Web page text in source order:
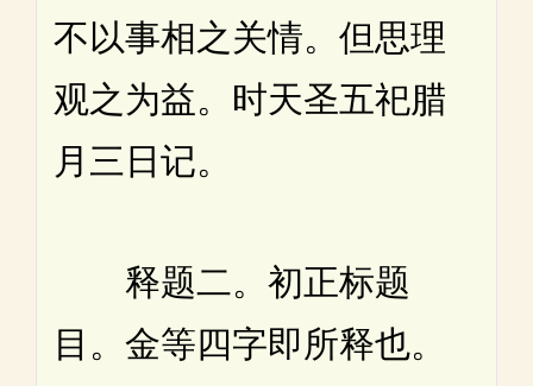
不以事相之关情。但思理
观之为益。时天圣五祀腊
月三日记。
释题二。初正标题
目。金等四字即所释也。